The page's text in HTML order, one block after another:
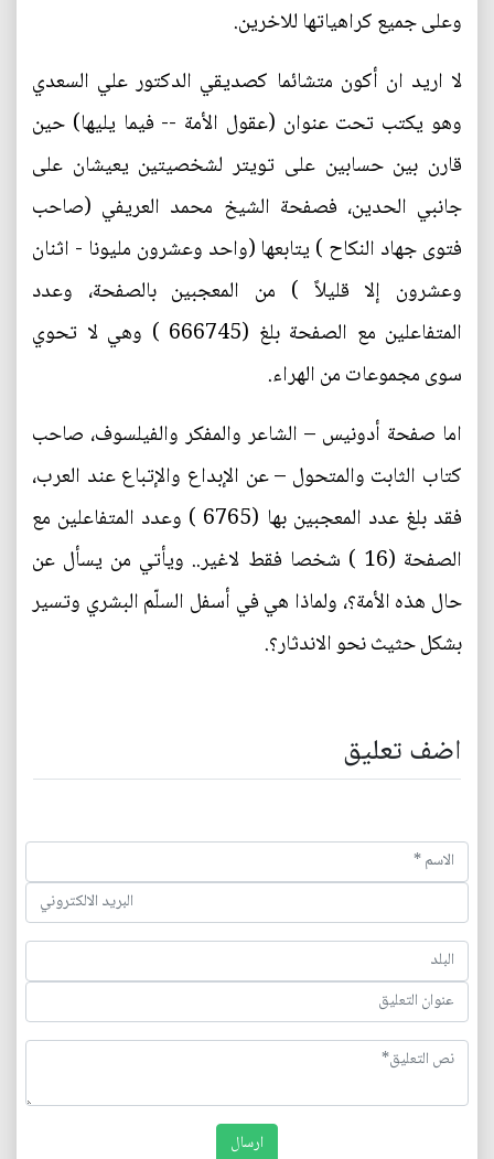
وعلى جميع كراهياتها للاخرين.
لا اريد ان أكون متشائما كصديقي الدكتور علي السعدي
وهو يكتب تحت عنوان (عقول الأمة -- فيما يليها) حين
قارن بين حسابين على تويتر لشخصيتين يعيشان على
جانبي الحدين، فصفحة الشيخ محمد العريفي (صاحب
فتوى جهاد النكاح ) يتابعها (واحد وعشرون مليونا - اثنان
وعشرون إلا قليلاً ) من المعجبين بالصفحة، وعدد
المتفاعلين مع الصفحة بلغ (666745 ) وهي لا تحوي
سوى مجموعات من الهراء.
اما صفحة أدونيس – الشاعر والمفكر والفيلسوف، صاحب
كتاب الثابت والمتحول – عن الإبداع والإتباع عند العرب،
فقد بلغ عدد المعجبين بها (6765 ) وعدد المتفاعلين مع
الصفحة (16 ) شخصا فقط لاغير.. ويأتي من يسأل عن
حال هذه الأمة؟، ولماذا هي في أسفل السلّم البشري وتسير
بشكل حثيث نحو الاندثار؟.
اضف تعليق